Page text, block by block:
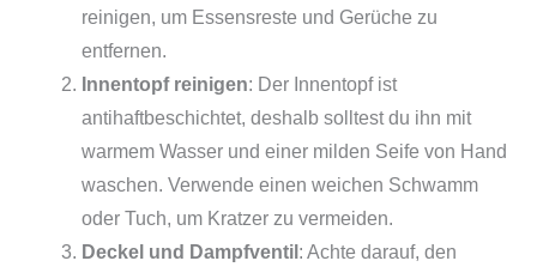
reinigen, um Essensreste und Gerüche zu
entfernen.
Innentopf reinigen: Der Innentopf ist
antihaftbeschichtet, deshalb solltest du ihn mit
warmem Wasser und einer milden Seife von Hand
waschen. Verwende einen weichen Schwamm
oder Tuch, um Kratzer zu vermeiden.
Deckel und Dampfventil : Achte darauf, den